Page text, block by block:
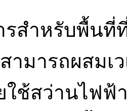
สำหรับพื้นที่
มารถผสมเ
ใช้สว่านไฟ